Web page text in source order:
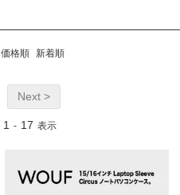
価格順 新着順
Next >
1 - 17 表示